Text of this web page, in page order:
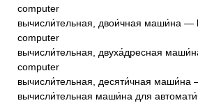
computer
вычисли́тельная, двои́чная маши́на —
computer
вычисли́тельная, двуха́дресная
computer
вычисли́тельная, десяти́чная
вычисли́тельная маши́на для